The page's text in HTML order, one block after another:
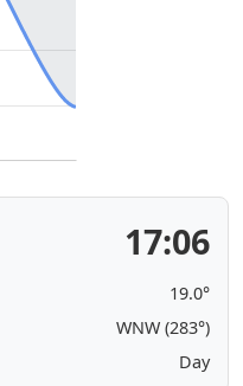
17:06
19.0°
WNW (283°)
Day